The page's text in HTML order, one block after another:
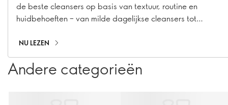
de beste cleansers op basis van textuur, routine en
huidbehoeften – van milde dagelijkse cleansers tot
NU LEZEN
Andere categorieën